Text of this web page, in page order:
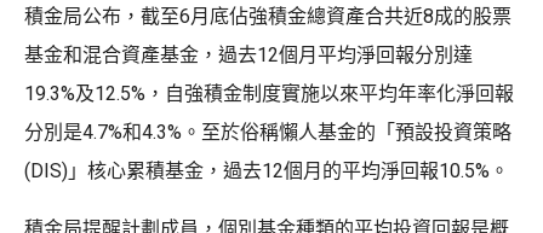
積金局公布，截至6月底佔強積金總資產合共近8成的股票
基金和混合資產基金，過去12個月平均淨回報分別達
19.3%及12.5%，自強積金制度實施以來平均年率化淨回報
分別是4.7%和4.3%。至於俗稱懶人基金的「預設投資策略
(DIS)」核心累積基金，過去12個月的平均淨回報10.5%。
積金局提醒計劃成員，個別基金種類的平均投資回報是概